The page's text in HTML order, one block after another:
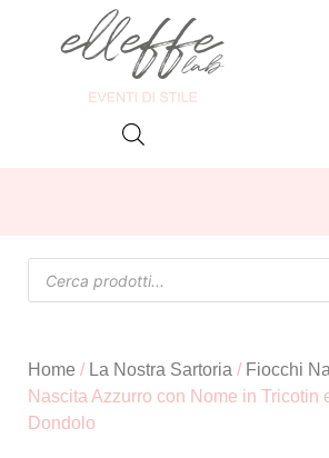
Home / La Nostra Sartoria / Fiocchi
Nascita Azzurro con Nome in Tricotin
Dondolo